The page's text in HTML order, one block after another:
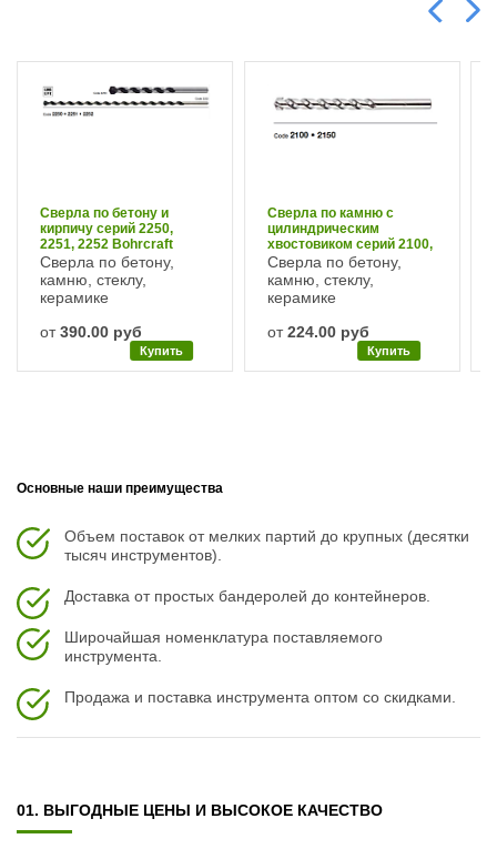
Сверла по бетону и
кирпичу серий 2250,
2251, 2252 Bohrcraft
Сверла по бетону,
камню, стеклу,
керамике
от390.00 руб
Купить
Сверла по камню с
цилиндрическим
хвостовиком серий 2100,
2150 Bohrcraft
Сверла по бетону,
камню, стеклу,
керамике
от224.00 руб
Купить
Основные наши преимущества
Объем поставок от мелких партий до крупных (десятки
тысяч инструментов).
Доставка от простых бандеролей до контейнеров.
Широчайшая номенклатура поставляемого
инструмента.
Продажа и поставка инструмента оптом со скидками.
01. ВЫГОДНЫЕ ЦЕНЫ И ВЫСОКОЕ КАЧЕСТВО